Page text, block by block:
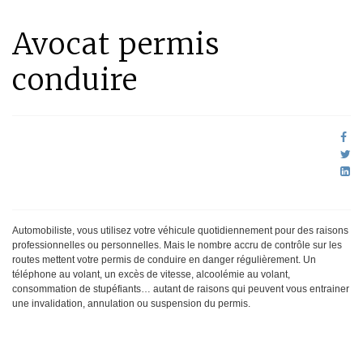
Avocat permis
conduire
Automobiliste, vous utilisez votre véhicule quotidiennement pour des raisons
professionnelles ou personnelles. Mais le nombre accru de contrôle sur les
routes mettent votre permis de conduire en danger régulièrement. Un
téléphone au volant, un excès de vitesse, alcoolémie au volant,
consommation de stupéfiants… autant de raisons qui peuvent vous entrainer
une invalidation, annulation ou suspension du permis.